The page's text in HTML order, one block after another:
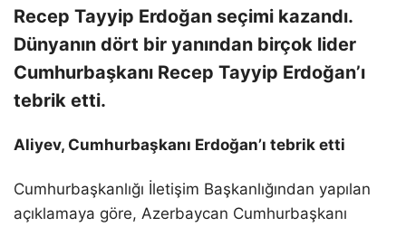
Recep Tayyip Erdoğan seçimi kazandı.
Dünyanın dört bir yanından birçok lider
Cumhurbaşkanı Recep Tayyip Erdoğan’ı
tebrik etti.
Aliyev, Cumhurbaşkanı Erdoğan’ı tebrik etti
Cumhurbaşkanlığı İletişim Başkanlığından yapılan
açıklamaya göre, Azerbaycan Cumhurbaşkanı